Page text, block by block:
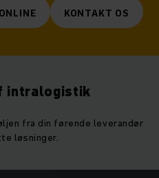
KONTAKT OS
intralogistik
fra din førende leverandør
løsninger.